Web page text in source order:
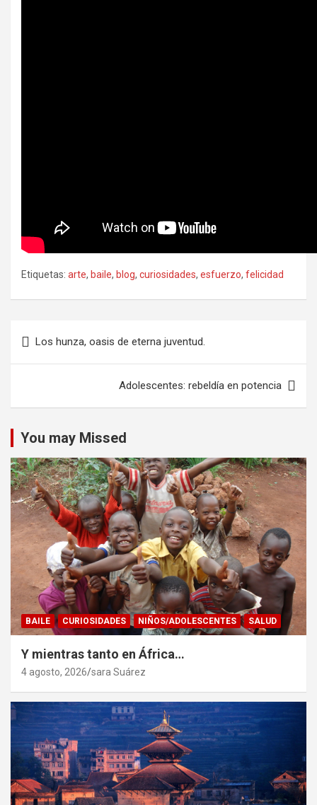
Etiquetas: arte, baile, blog, curiosidades, esfuerzo, felicidad
de
Los hunza, oasis de eterna juventud.
Adolescentes: rebeldía en potencia
You may Missed
BAILE CURIOSIDADES NIÑOS/ADOLESCENTES SALUD
Y mientras tanto en África…
4 agosto, 2026 sara Suárez